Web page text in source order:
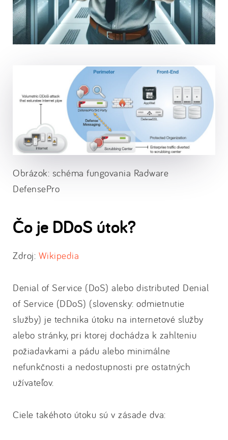
Obrázok: schéma fungovania Radware
DefensePro
Čo je DDoS útok?
Zdroj: Wikipedia
Denial of Service (DoS) alebo distributed Denial
of Service (DDoS) (slovensky: odmietnutie
služby) je technika útoku na internetové služby
alebo stránky, pri ktorej dochádza k zahlteniu
požiadavkami a pádu alebo minimálne
nefunkčnosti a nedostupnosti pre ostatných
užívateľov.
Ciele takéhoto útoku sú v zásade dva: